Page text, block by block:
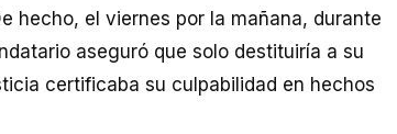
hecho, el viernes por la mañana, durante
aseguró que solo destituiría a su
certificaba su culpabilidad en hechos